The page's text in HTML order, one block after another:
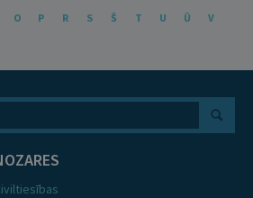
O P R S Š T U Ū
V